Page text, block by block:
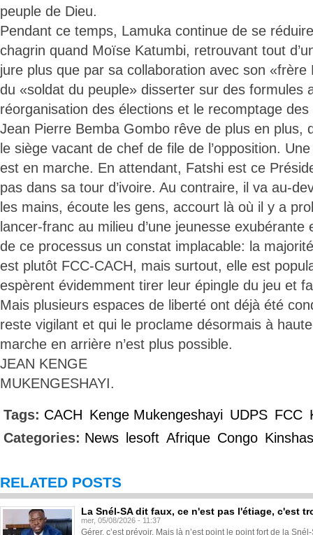
peuple de Dieu.
Pendant ce temps, Lamuka continue de se
chagrin quand Moïse Katumbi, retrouvant tout
jure plus que par sa collaboration avec son «frère
du «soldat du peuple» disserter sur des formules
réorganisation des élections et le recomptage
Jean Pierre Bemba Gombo rêve de plus en plus,
le siège vacant de chef de file de l’opposition.
est en marche. En attendant, Fatshi est ce
pas dans sa tour d’ivoire. Au contraire, il va au-
les mains, écoute les gens, accourt là où il y a
lancer-franc au milieu d’une jeunesse
de ce processus un constat implacable: la
est plutôt FCC-CACH, mais surtout, elle est
espèrent évidemment tirer leur épingle du jeu et
Mais plusieurs espaces de liberté ont déjà été
reste vigilant et qui le proclame désormais à
marche en arrière n’est plus possible.
JEAN KENGE
MUKENGESHAYI.
Tags: CACH Kenge Mukengeshayi UDPS FCC
Categories: News lesoft Afrique Congo
RELATED POSTS
La Snél-SA dit faux, ce n'est pas l'étiage, c'est
mer, 05/08/2026 - 11:37
Gérer, c’est prévoir. Mais là n’est point le point fort de la